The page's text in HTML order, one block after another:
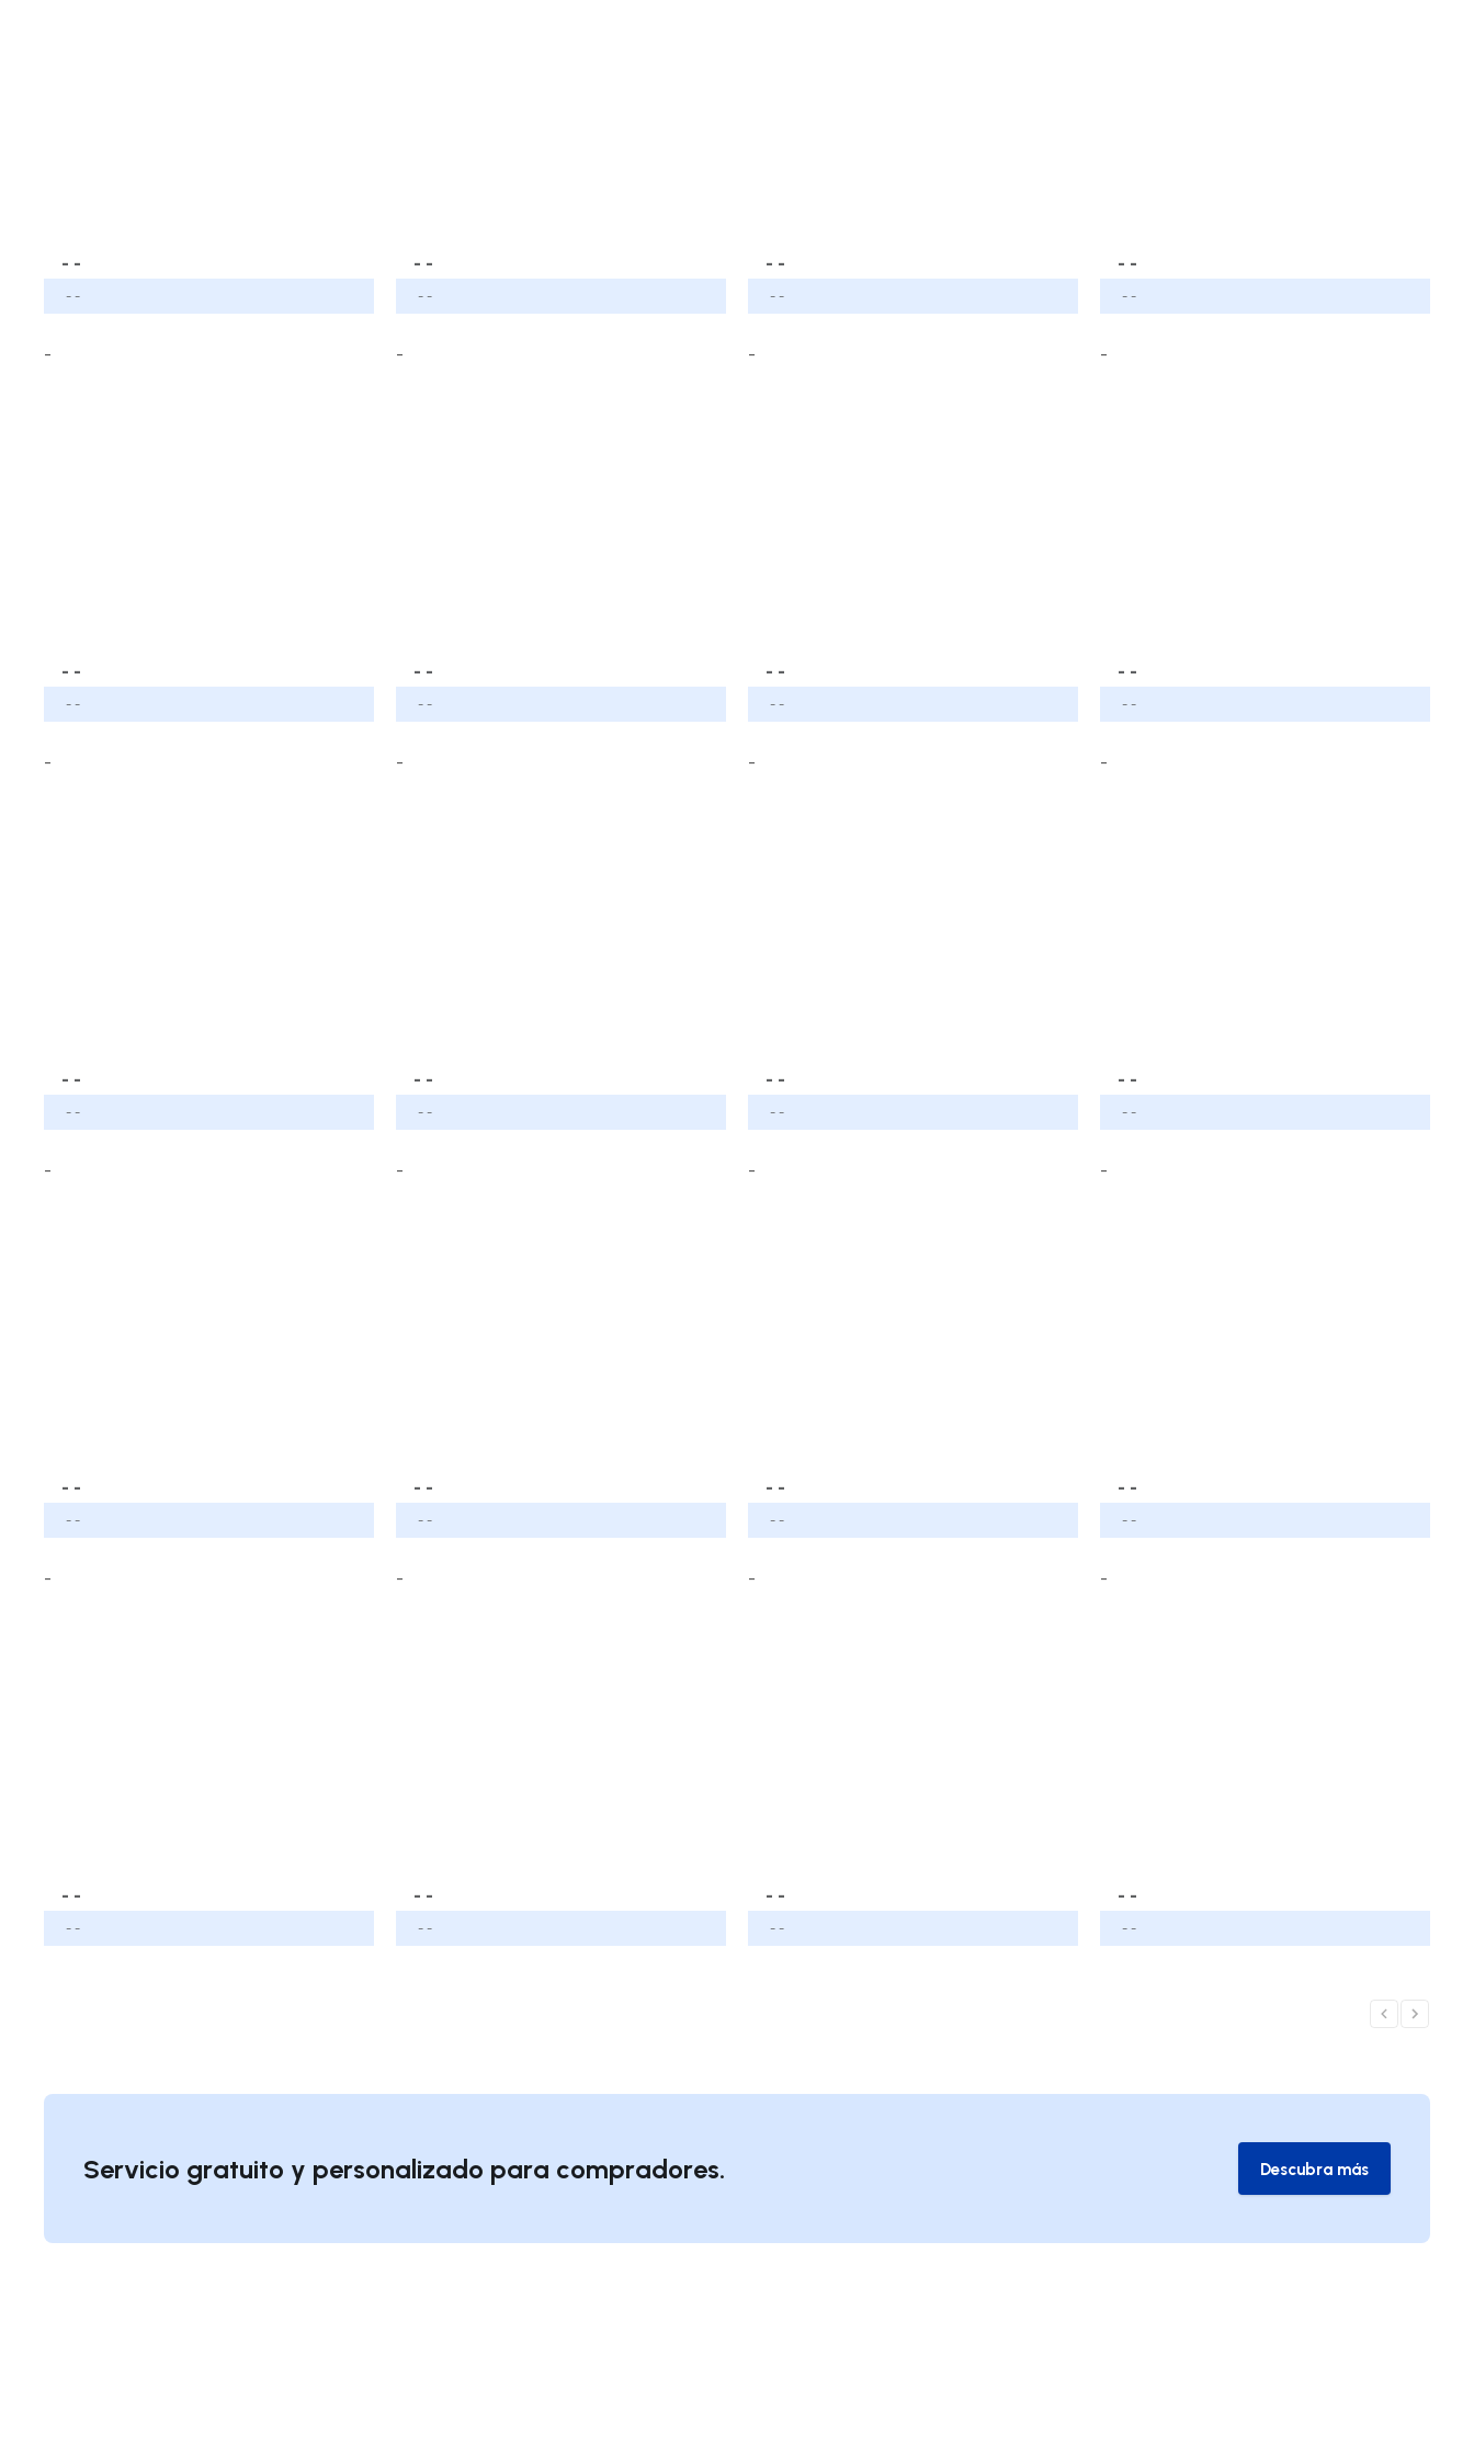
- -
- -
- -
- -
- -
- -
- -
- -
-
- -
- -
-
- -
- -
-
- -
- -
-
- -
- -
-
- -
- -
-
- -
- -
-
- -
- -
-
- -
- -
-
- -
- -
-
- -
- -
-
- -
- -
-
- -
- -
-
- -
- -
-
- -
- -
-
- -
- -
-
- -
- -
Servicio gratuito y personalizado para compradores. Descubra más
Descubra más